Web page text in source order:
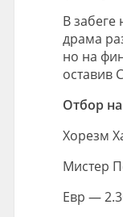
В забеге
драма
но на
оставив
Отбор
Хорезм
Мистер
Евр —